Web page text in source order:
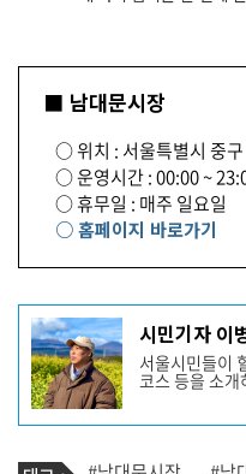
■ 남대문시장
○ 위치 : 서울특별시 중
○ 운영시간 : 00:00 ~
○ 휴무일 : 매주 일요일
○ 홈페이지 바로가기
기
사
작
성
자
프
시민기자 이
서울시민들이
코스 등을 소
기